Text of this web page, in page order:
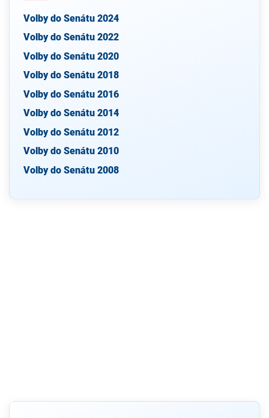
Volby do Senátu 2024
Volby do Senátu 2022
Volby do Senátu 2020
Volby do Senátu 2018
Volby do Senátu 2016
Volby do Senátu 2014
Volby do Senátu 2012
Volby do Senátu 2010
Volby do Senátu 2008